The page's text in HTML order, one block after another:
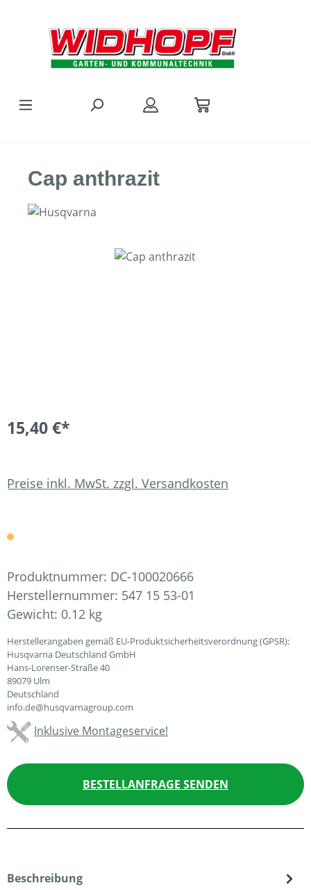
Cap anthrazit
Bildergalerie überspringen
15,40 €*
Preise inkl. MwSt. zzgl. Versandkosten
Produktnummer: DC-100020666
Herstellernummer: 547 15 53-01
Gewicht: 0.12 kg
Herstellerangaben gemäß EU-Produktsicherheitsverordnung (GPSR):
Husqvarna Deutschland GmbH
Hans-Lorenser-Straße 40
89079 Ulm
Deutschland
info.de@husqvarnagroup.com
Inklusive Montageservice!
BESTELLANFRAGE SENDEN
Beschreibung